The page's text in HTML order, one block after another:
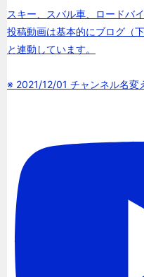
スキー、スバル車、ロードバ
投稿動画は基本的にブログ（
と連動しています。
※ 2021/12/01 チャンネル名変